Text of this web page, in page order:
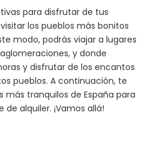
para disfrutar de tus
los pueblos más bonitos
modo, podrás viajar a lugares
y donde
y disfrutar de los encantos
pueblos. A continuación, te
más tranquilos de España para
alquiler. ¡Vamos allá!